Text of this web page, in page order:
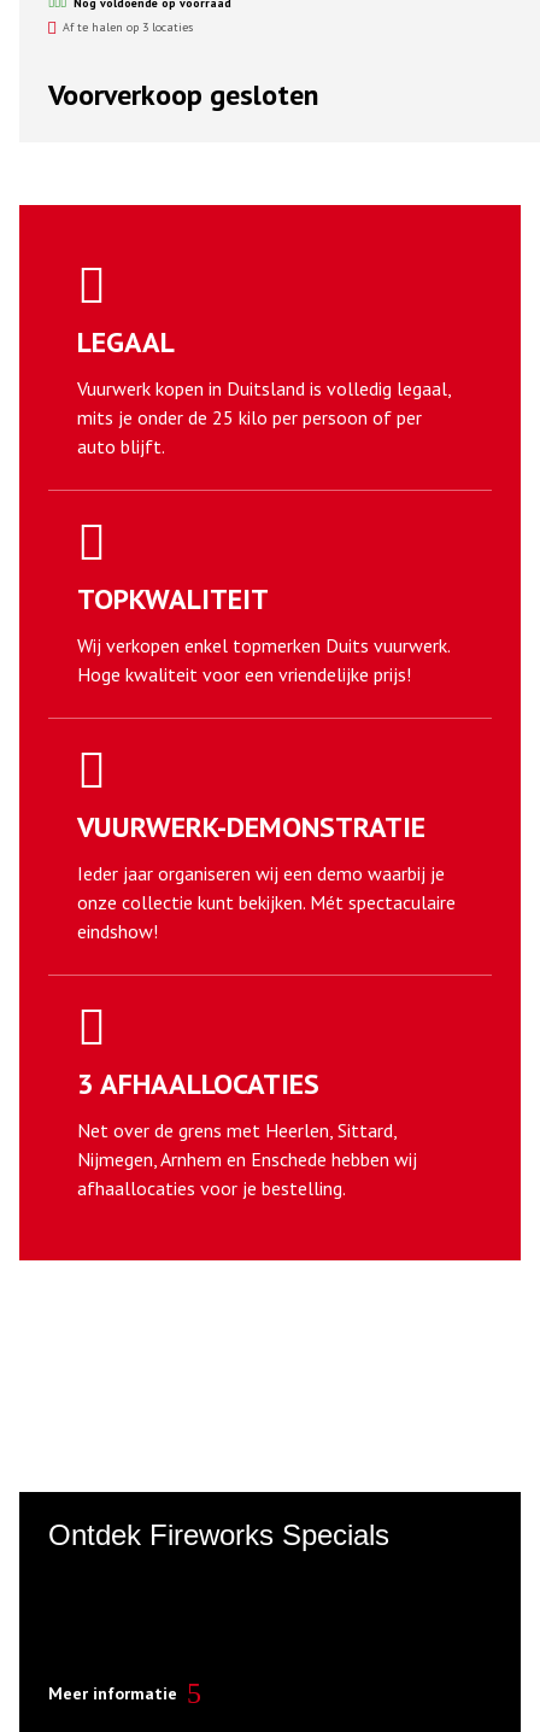
Nog voldoende op voorraad
Af te halen op 3 locaties
Voorverkoop gesloten
LEGAAL
Vuurwerk kopen in Duitsland is volledig legaal,
mits je onder de 25 kilo per persoon of per
auto blijft.
TOPKWALITEIT
Wij verkopen enkel topmerken Duits vuurwerk.
Hoge kwaliteit voor een vriendelijke prijs!
VUURWERK-DEMONSTRATIE
Ieder jaar organiseren wij een demo waarbij je
onze collectie kunt bekijken. Mét spectaculaire
eindshow!
3 AFHAALLOCATIES
Net over de grens met Heerlen, Sittard,
Nijmegen, Arnhem en Enschede hebben wij
afhaallocaties voor je bestelling.
Ontdek Fireworks Specials
Meer informatie